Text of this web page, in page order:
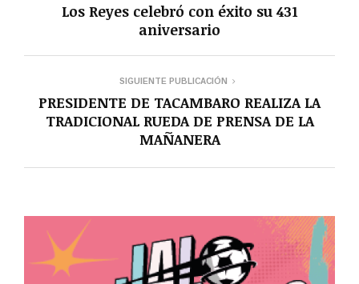
Los Reyes celebró con éxito su 431
aniversario
SIGUIENTE PUBLICACIÓN
PRESIDENTE DE TACAMBARO REALIZA LA
TRADICIONAL RUEDA DE PRENSA DE LA
MAÑANERA